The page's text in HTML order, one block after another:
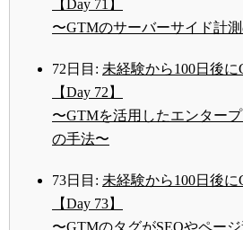
【Day 71】
〜GTMのサーバーサイド計
72日目: 未経験から100日後
【Day 72】
〜GTMを活用したエンター
の手法〜
73日目: 未経験から100日後
【Day 73】